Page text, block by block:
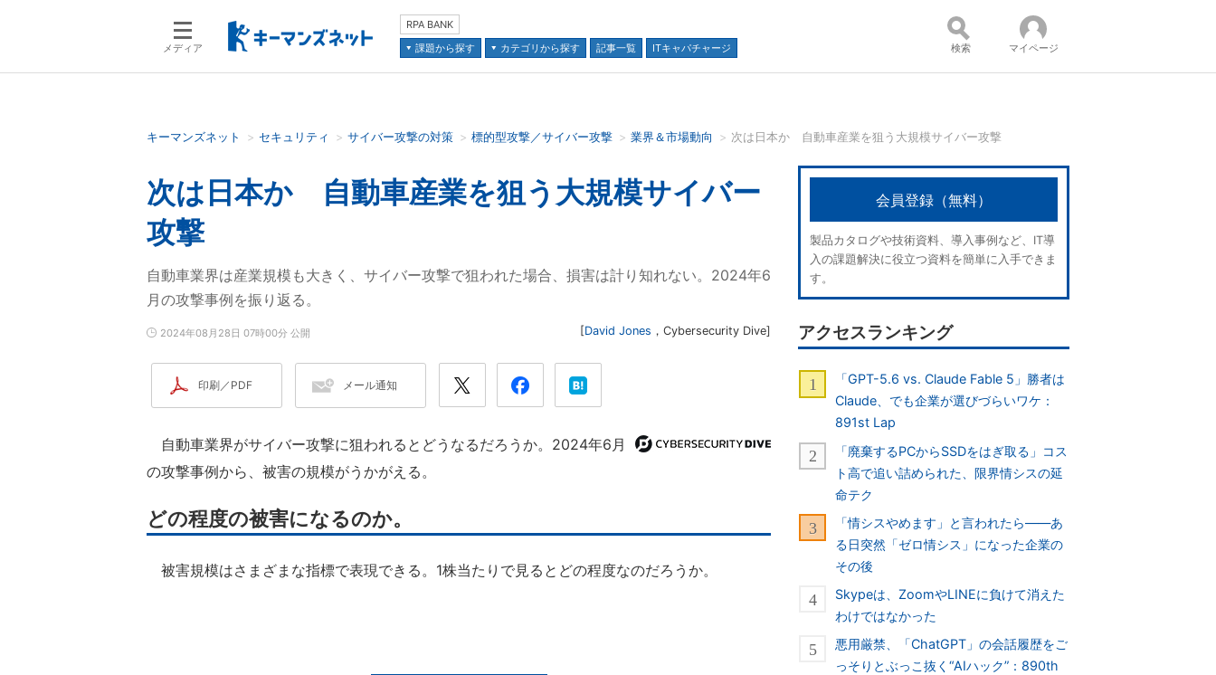
メディア
RPA BANK
課題から探す
カテゴリから探す 記事一覧 ITキャパチャージ
検索語を入力してください コンテンツ：
並び順：
検索 マイページ
キーマンズネット セキュリティ サイバー攻撃の対策 標的型攻撃／サイバー攻撃 業界＆市場動向 次は日本か 自動車産業を狙う大規模サイバー攻撃
次は日本か 自動車産業を狙う大規模サイバー
攻撃
自動車業界は産業規模も大きく、サイバー攻撃で狙われた場合、損害は計り知れない。2024年6
月の攻撃事例を振り返る。
2024年08月28日 07時00分 公開 [David Jones ， Cybersecurity Dive]
印刷／PDF メール通知
自動車業界がサイバー攻撃に狙われるとどうなるだろうか。2024年6月
の攻撃事例から、被害の規模がうかがえる。
どの程度の被害になるのか。
被害規模はさまざまな指標で表現できる。1株当たりで見るとどの程度なのだろうか。
会員登録（無料）
製品カタログや技術資料、導入事例など、IT導
入の課題解決に役立つ資料を簡単に入手できま
す。
アクセスランキング
「GPT-5.6 vs. Claude Fable 5」勝者は
Claude、でも企業が選びづらいワケ：
891st Lap
「廃棄するPCからSSDをはぎ取る」コス
ト高で追い詰められた、限界情シスの延
命テク
「情シスやめます」と言われたら――あ
る日突然「ゼロ情シス」になった企業の
その後
Skypeは、ZoomやLINEに負けて消えた
わけではなかった
悪用厳禁、「ChatGPT」の会話履歴をご
っそりとぶっこ抜く“AIハック”：890th